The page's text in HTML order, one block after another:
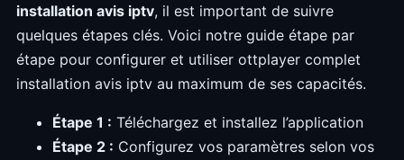
installation avis iptv, il est important de suivre
quelques étapes clés. Voici notre guide étape par
étape pour configurer et utiliser ottplayer complet
installation avis iptv au maximum de ses capacités.
Étape 1 : Téléchargez et installez l’application
Étape 2 : Configurez vos paramètres selon vos